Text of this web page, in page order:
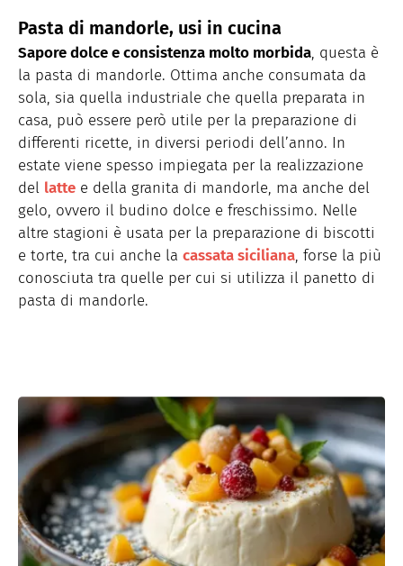
Pasta di mandorle, usi in cucina
Sapore dolce e consistenza molto morbida, questa è
la pasta di mandorle. Ottima anche consumata da
sola, sia quella industriale che quella preparata in
casa, può essere però utile per la preparazione di
differenti ricette, in diversi periodi dell’anno. In
estate viene spesso impiegata per la realizzazione
del latte e della granita di mandorle, ma anche del
gelo, ovvero il budino dolce e freschissimo. Nelle
altre stagioni è usata per la preparazione di biscotti
e torte, tra cui anche la cassata siciliana, forse la più
conosciuta tra quelle per cui si utilizza il panetto di
pasta di mandorle.